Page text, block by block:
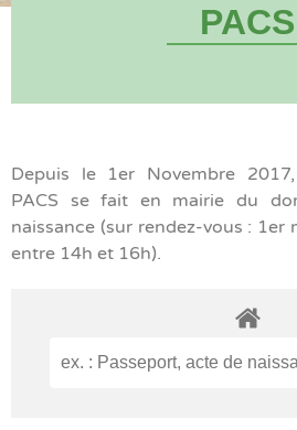
PACS
Depuis le 1er Novembre 2017,
PACS se fait en mairie du
naissance (sur rendez-vous : 1er
entre 14h et 16h).